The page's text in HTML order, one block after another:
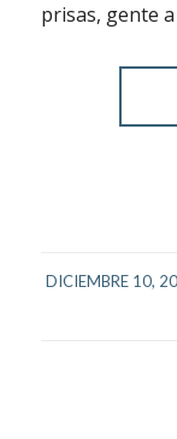
prisas, gente
DICIEMBRE 10,
/